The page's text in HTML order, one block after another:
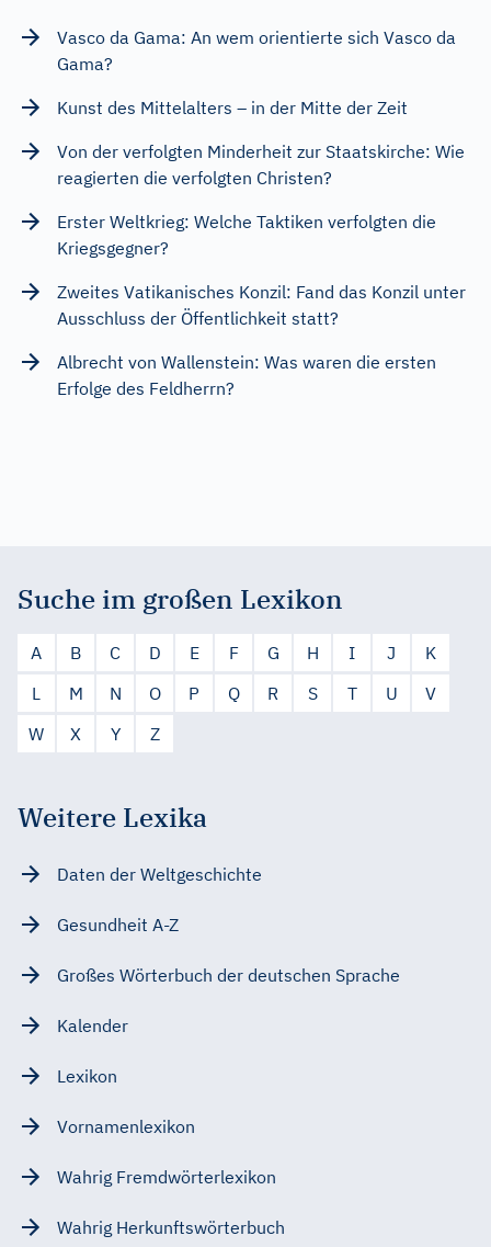
Vasco da Gama: An wem orientierte sich Vasco da
Gama?
Kunst des Mittelalters – in der Mitte der Zeit
Von der verfolgten Minderheit zur Staatskirche: Wie
reagierten die verfolgten Christen?
Erster Weltkrieg: Welche Taktiken verfolgten die
Kriegsgegner?
Zweites Vatikanisches Konzil: Fand das Konzil unter
Ausschluss der Öffentlichkeit statt?
Albrecht von Wallenstein: Was waren die ersten
Erfolge des Feldherrn?
Suche im großen Lexikon
A B C D E F G H I J
K
L
M N O P Q R S T U
V
W
X Y Z
Weitere Lexika
Daten der Weltgeschichte
Gesundheit A-Z
Großes Wörterbuch der deutschen Sprache
Kalender
Lexikon
Vornamenlexikon
Wahrig Fremdwörterlexikon
Wahrig Herkunftswörterbuch